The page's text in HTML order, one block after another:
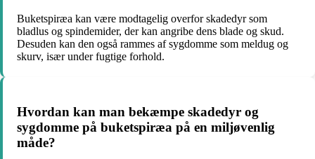
Buketspiræa kan være modtagelig overfor skadedyr som
bladlus og spindemider, der kan angribe dens blade og skud.
Desuden kan den også rammes af sygdomme som meldug og
skurv, især under fugtige forhold.
Hvordan kan man bekæmpe skadedyr og
sygdomme på buketspiræa på en miljøvenlig
måde?